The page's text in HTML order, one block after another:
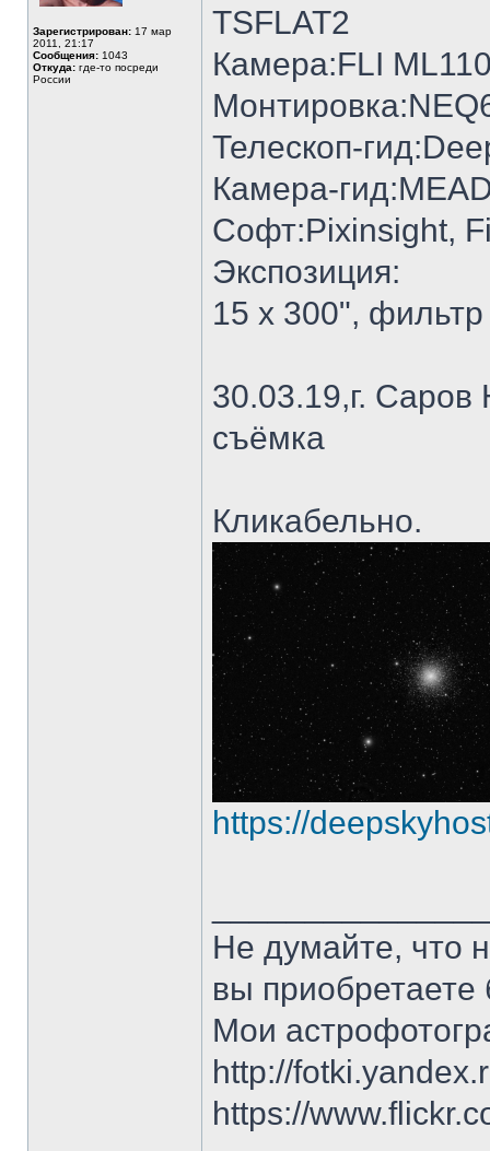
Зарегистрирован: 17 мар
2011, 21:17
Сообщения: 1043
Откуда: где-то посреди
России
TSFLAT2
Камера:FLI
Телескоп-
Камера-
Софт:Pixinsight,
Экспозиция:
15 x 300",
30.03.19,г. Саров
съёмка
Кликабельно.
https://
Не думайте, что
вы
Мои
http://
https://